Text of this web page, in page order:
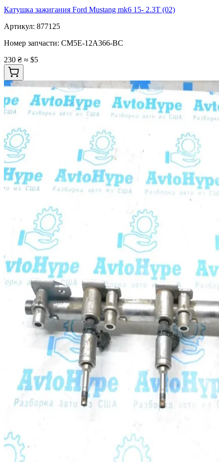
Катушка зажигания Ford Mustang mk6 15- 2.3T (02)
Артикул: 877125
Номер запчасти: CM5E-12A366-BC
230 ₴ ≈ $5